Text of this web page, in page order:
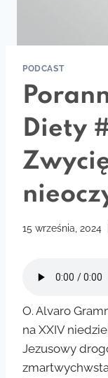
PODCAST
Diety
15 września, 2024
O. Alvaro
na XXIV
Jezusowy